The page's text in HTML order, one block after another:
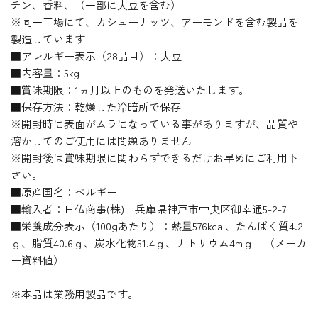
チン、香料、（一部に大豆を含む）
※同一工場にて、カシューナッツ、アーモンドを含む製品を
製造しています
■アレルギー表示（28品目）：大豆
■内容量：5kg
■賞味期限：1ヵ月以上のものを発送いたします。
■保存方法：乾燥した冷暗所で保存
※開封時に表面がムラになっている事がありますが、品質や
溶かしてのご使用には問題ありません
※開封後は賞味期限に関わらずできるだけお早めにご利用下
さい。
■原産国名：ベルギー
■輸入者：日仏商事(株) 兵庫県神戸市中央区御幸通5-2-7
■栄養成分表示（100gあたり）：熱量576kcal、たんぱく質4.2
ｇ、脂質40.6ｇ、炭水化物51.4ｇ、ナトリウム4mｇ （メーカ
ー資料値）
※本品は業務用製品です。